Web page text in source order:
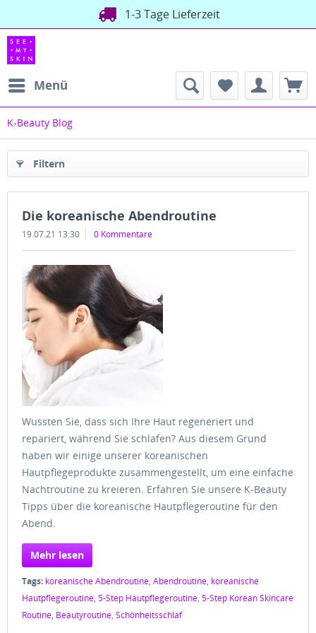
1-3 Tage Lieferzeit
Menü
K-Beauty Blog
Filtern
Die koreanische Abendroutine
19.07.21 13:30 0 Kommentare
Wussten Sie, dass sich Ihre Haut regeneriert und
repariert, während Sie schlafen? Aus diesem Grund
haben wir einige unserer koreanischen
Hautpflegeprodukte zusammengestellt, um eine einfache
Nachtroutine zu kreieren. Erfahren Sie unsere K-Beauty
Tipps über die koreanische Hautpflegeroutine für den
Abend.
Mehr lesen
Tags: koreanische Abendroutine, Abendroutine, koreanische
Hautpflegeroutine, 5-Step Hautpflegeroutine, 5-Step Korean Skincare
Routine, Beautyroutine, Schönheitsschlaf